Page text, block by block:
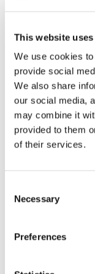
This website
We use cookies
provide social
We also share
our social media,
may combine it
provided to them
of their services.
Selection
Necessary
Preferences
Meer van